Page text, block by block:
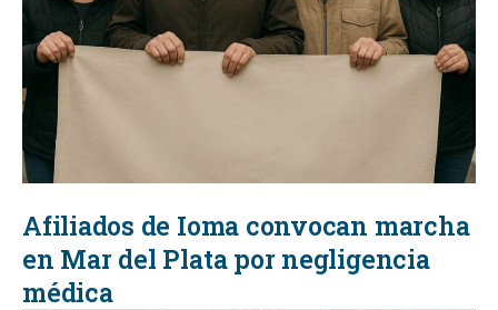
Afiliados de Ioma convocan marcha
en Mar del Plata por negligencia
médica